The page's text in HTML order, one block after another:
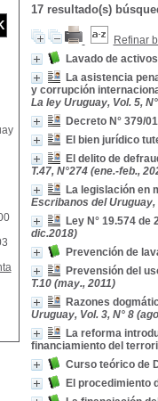
17 resultado(s)
Refinar
Lavado de
La asistencia
y corrupción
La ley Uruguay, Vol. 5,
Decreto N° 379/
El bien jurídico
El delito de
T.47, N°274 (ene.-feb.,
La legislación en
Escribanos del Uruguay,
Ley N° 19.574 de
dic.2018)
Prevención de
Prevensión del
T.10 (may., 2011)
Razones
Uruguay, Vol. 3, N° 8
La reforma
financiamiento del
Curso teórico de
El procedimiento